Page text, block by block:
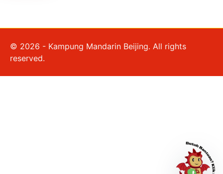
© 2026 - Kampung Mandarin Beijing. All rights
reserved.